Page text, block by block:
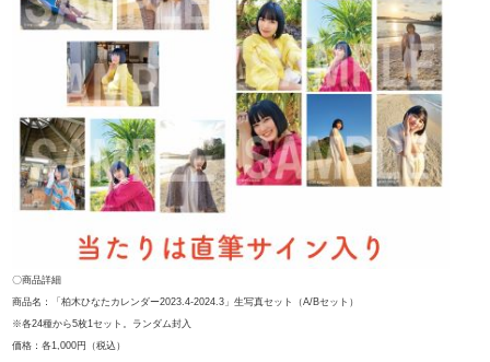
〇商品詳細
商品名：「柏木ひなたカレンダー2023.4-2024.3」生写真セット（A/Bセット）
※各24種から5枚1セット。ランダム封入
価格：各1,000円（税込）